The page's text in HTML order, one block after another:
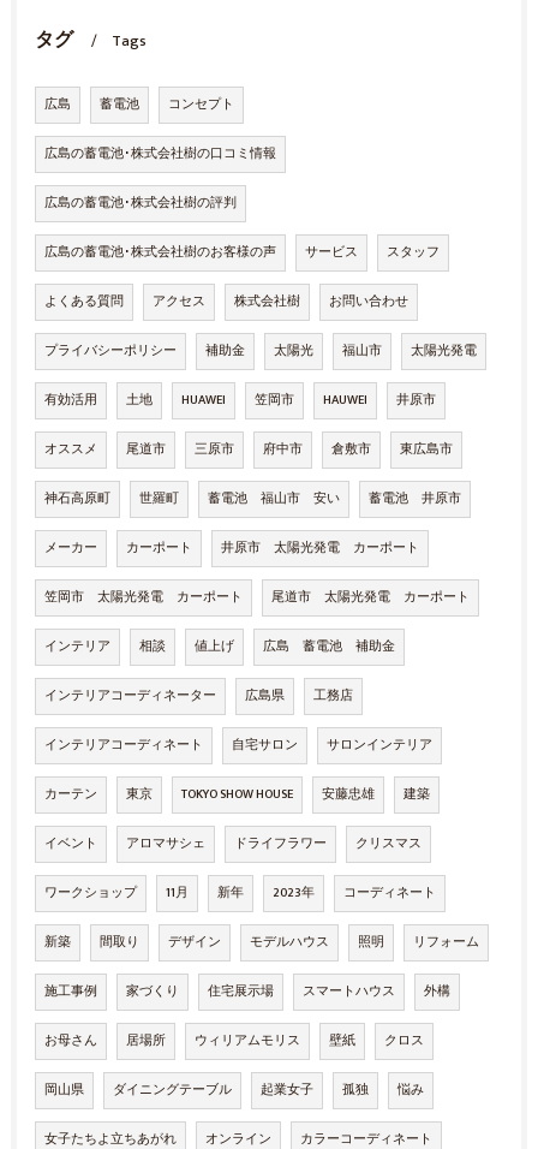
タグ Tags
広島 蓄電池 コンセプト
広島の蓄電池･株式会社樹の口コミ情報
広島の蓄電池･株式会社樹の評判
広島の蓄電池･株式会社樹のお客様の声 サービス スタッフ
よくある質問 アクセス 株式会社樹 お問い合わせ
プライバシーポリシー 補助金 太陽光 福山市 太陽光発電
有効活用 土地 HUAWEI 笠岡市 HAUWEI 井原市
オススメ 尾道市 三原市 府中市 倉敷市 東広島市
神石高原町 世羅町 蓄電池 福山市 安い 蓄電池 井原市
メーカー カーポート 井原市 太陽光発電 カーポート
笠岡市 太陽光発電 カーポート 尾道市 太陽光発電 カーポート
インテリア 相談 値上げ 広島 蓄電池 補助金
インテリアコーディネーター 広島県 工務店
インテリアコーディネート 自宅サロン サロンインテリア
カーテン 東京 TOKYO SHOW HOUSE 安藤忠雄 建築
イベント アロマサシェ ドライフラワー クリスマス
ワークショップ 11月 新年 2023年 コーディネート
新築 間取り デザイン モデルハウス 照明 リフォーム
施工事例 家づくり 住宅展示場 スマートハウス 外構
お母さん 居場所 ウィリアムモリス 壁紙 クロス
岡山県 ダイニングテーブル 起業女子 孤独 悩み
女子たちよ立ちあがれ オンライン カラーコーディネート